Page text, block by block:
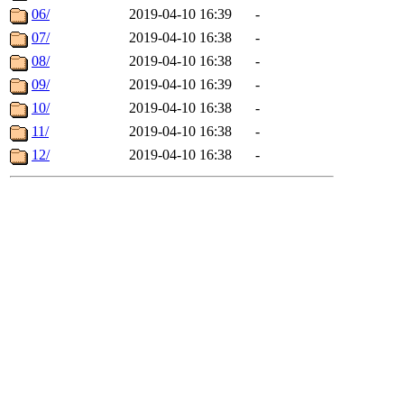
06/
2019-04-10 16:39
-
07/
2019-04-10 16:38
-
08/
2019-04-10 16:38
-
09/
2019-04-10 16:39
-
10/
2019-04-10 16:38
-
11/
2019-04-10 16:38
-
12/
2019-04-10 16:38 -